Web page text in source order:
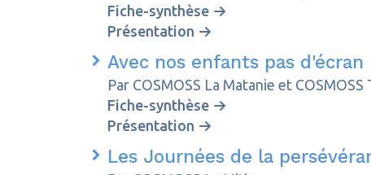
Fiche-synthèse
Présentation
Avec nos enfants pas d'écran
Par COSMOSS La Matanie et COSMOSS
Fiche-synthèse
Présentation
Les Journées de la